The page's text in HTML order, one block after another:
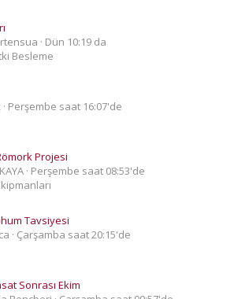
Dün 10:19 da
Besleme
Perşembe saat 16:07'de
Projesi
Perşembe saat 08:53'de
Tavsiyesi
Çarşamba saat 20:15'de
Sonrası Ekim